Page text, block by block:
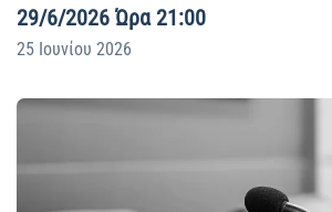
29/6/2026 Ώρα 21:00
25 Ιουνίου 2026